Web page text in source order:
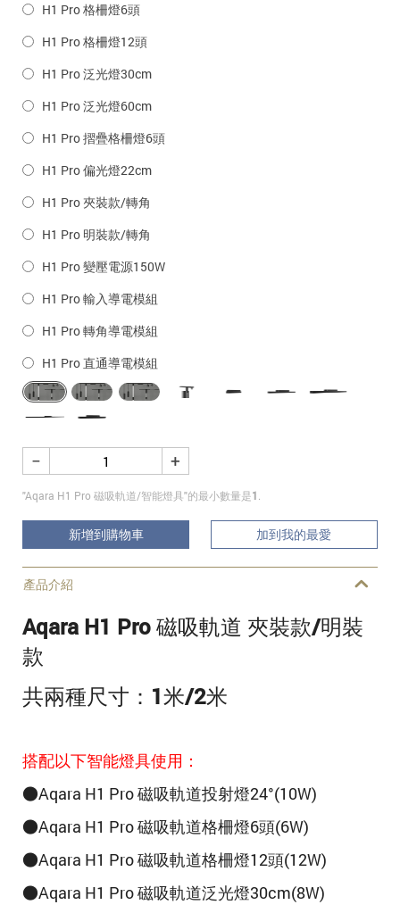
H1 Pro 格柵燈6頭
H1 Pro 格柵燈12頭
H1 Pro 泛光燈30cm
H1 Pro 泛光燈60cm
H1 Pro 摺疊格柵燈6頭
H1 Pro 偏光燈22cm
H1 Pro 夾裝款/轉角
H1 Pro 明裝款/轉角
H1 Pro 變壓電源150W
H1 Pro 輸入導電模組
H1 Pro 轉角導電模組
H1 Pro 直通導電模組
+
−
"Aqara H1 Pro 磁吸軌道/智能燈具"的最小數量是1
新增到購物車 加到我的最愛
產品介紹
Aqara H1 Pro 磁吸軌道 夾裝款/明裝
款
共兩種尺寸：1米/2米
搭配以下智能燈具使用：
●Aqara H1 Pro 磁吸軌道投射燈24°(10W)
●Aqara H1 Pro 磁吸軌道格柵燈6頭(6W)
●Aqara H1 Pro 磁吸軌道格柵燈12頭(12W)
●Aqara H1 Pro 磁吸軌道泛光燈30cm(8W)